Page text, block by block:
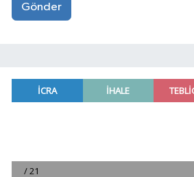
Gönder